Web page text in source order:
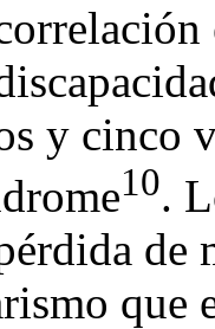
y cinco
10.
de
que